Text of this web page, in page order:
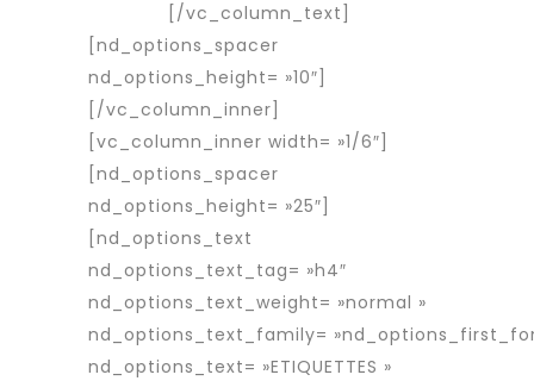
[/vc_column_text]
[nd_options_spacer
nd_options_height= »10″]
[/vc_column_inner]
[vc_column_inner width= »1/6″]
[nd_options_spacer
nd_options_height= »25″]
[nd_options_text
nd_options_text_tag= »h4″
nd_options_text_weight= »normal »
nd_options_text_family=
nd_options_text= »ETIQUETTES »